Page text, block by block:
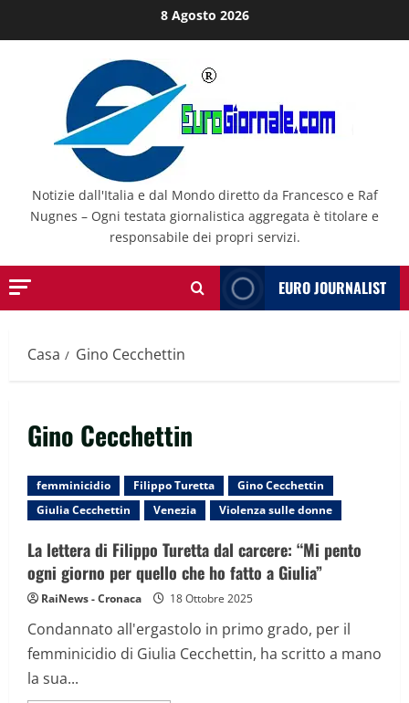
al
8 Agosto 2026
Notizie dall'Italia e dal Mondo diretto da Francesco e Raf
Nugnes – Ogni testata giornalistica aggregata è titolare e
responsabile dei propri servizi.
EURO JOURNALIST
Casa Gino Cecchettin
Gino Cecchettin
femminicidio Filippo Turetta
Gino Cecchettin
Giulia Cecchettin
Venezia Violenza sulle donne
La lettera di Filippo Turetta dal carcere: “Mi pento
ogni giorno per quello che ho fatto a Giulia”
RaiNews - Cronaca 18 Ottobre 2025
Condannato all'ergastolo in primo grado, per il
femminicidio di Giulia Cecchettin, ha scritto a mano
la sua...